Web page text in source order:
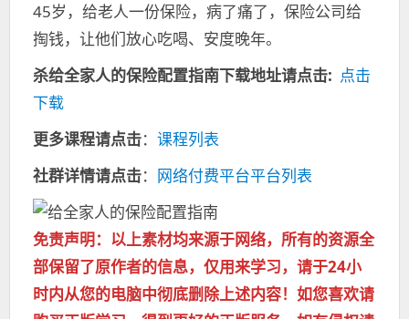
45岁，给老人一份保险，病了痛了，保险公司给
掏钱，让他们放心吃喝、安度晚年。
杀给全家人的保险配置指南下载地址请点击: 点击
下载
更多课程请点击： 课程列表
社群详情请点击： 网络付费平台平台列表
免责声明：以上素材均来源于网络，所有的资源全
部保留了原作者的信息，仅用来学习，请于24小
时内从您的电脑中彻底删除上述内容！如您喜欢请